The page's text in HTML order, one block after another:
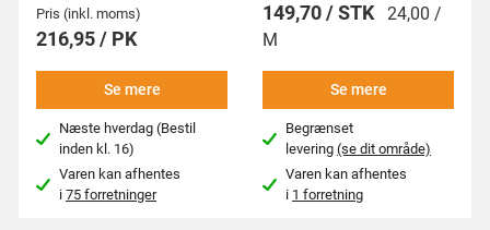
Pris (inkl. moms)
216,95 / PK
Se mere
Næste hverdag (Bestil
inden kl. 16)
Varen kan afhentes
i75 forretninger
149,70 / STK 24,00 /
M
Se mere
Begrænset
levering(se dit område)
Varen kan afhentes
i 1 forretning